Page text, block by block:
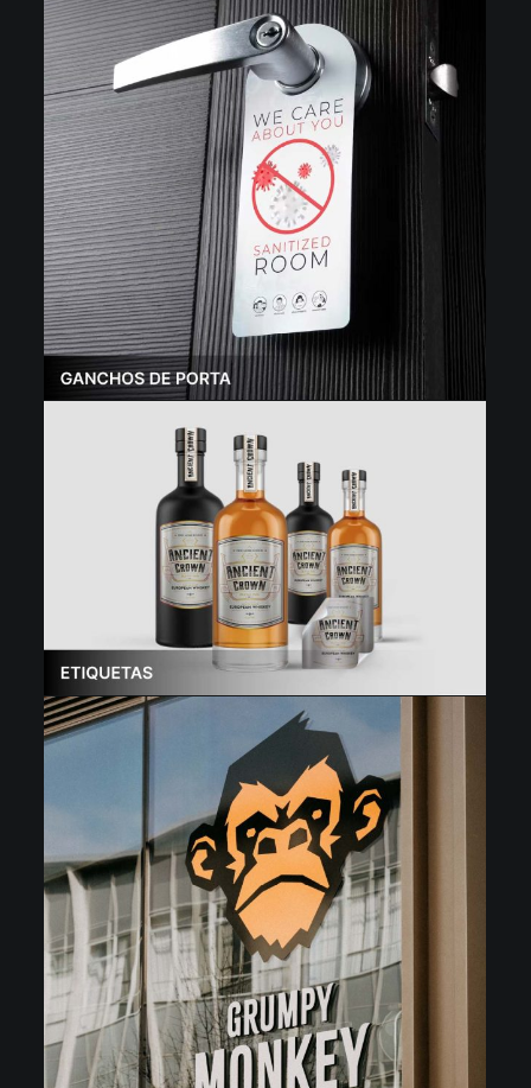
Concordo com aPolítica de Privacidade
e quero
receber as últimas informações sobre equipamentos,
promoções e ofertas.
SHOWROOMS DIGIDELTA
marque a sua
demonstração
Desfrute de uma experiência personalizada com um
dos nossos técnicos especializados e descubra
todos os detalhes deste equipamento assim como as
suas possibilidades de aplicação.